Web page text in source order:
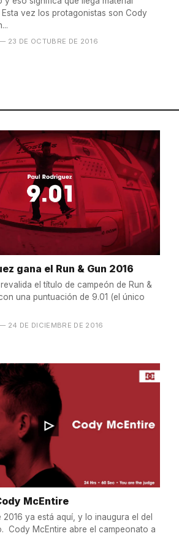
vez los protagonistas son Cody
23 DE OCTUBRE DE 2016
gana el Run & Gun 2016
el título de campeón de Run &
una puntuación de 9.01 (el único
24 DE DICIEMBRE DE 2016
McEntire
2016 ya está aquí, y lo inaugura el del
Cody McEntire abre el campeonato a